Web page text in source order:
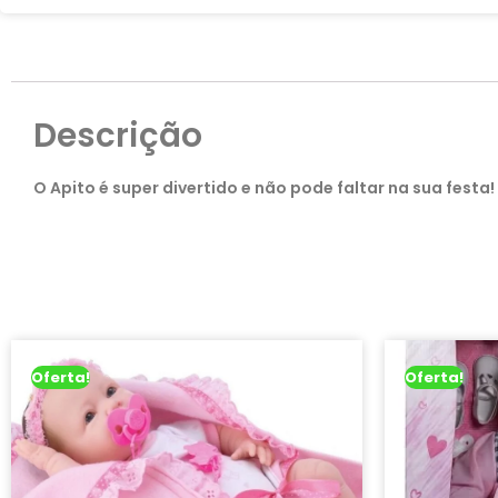
Descrição
O Apito é super divertido e não pode faltar na sua
Oferta! Oferta!